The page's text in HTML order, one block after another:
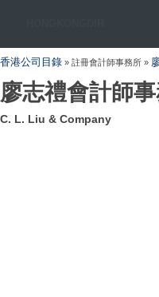
香港公司目錄 » 註冊會計師事務所 »
廖志禮會計師
C. L. Liu & Company